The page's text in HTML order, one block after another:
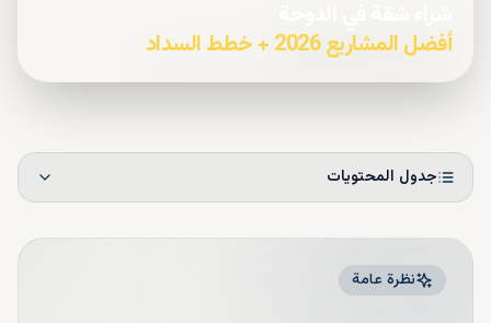
أفضل المشاريع 2026 + خطط السداد
جدول المحتويات
نظرة عامة